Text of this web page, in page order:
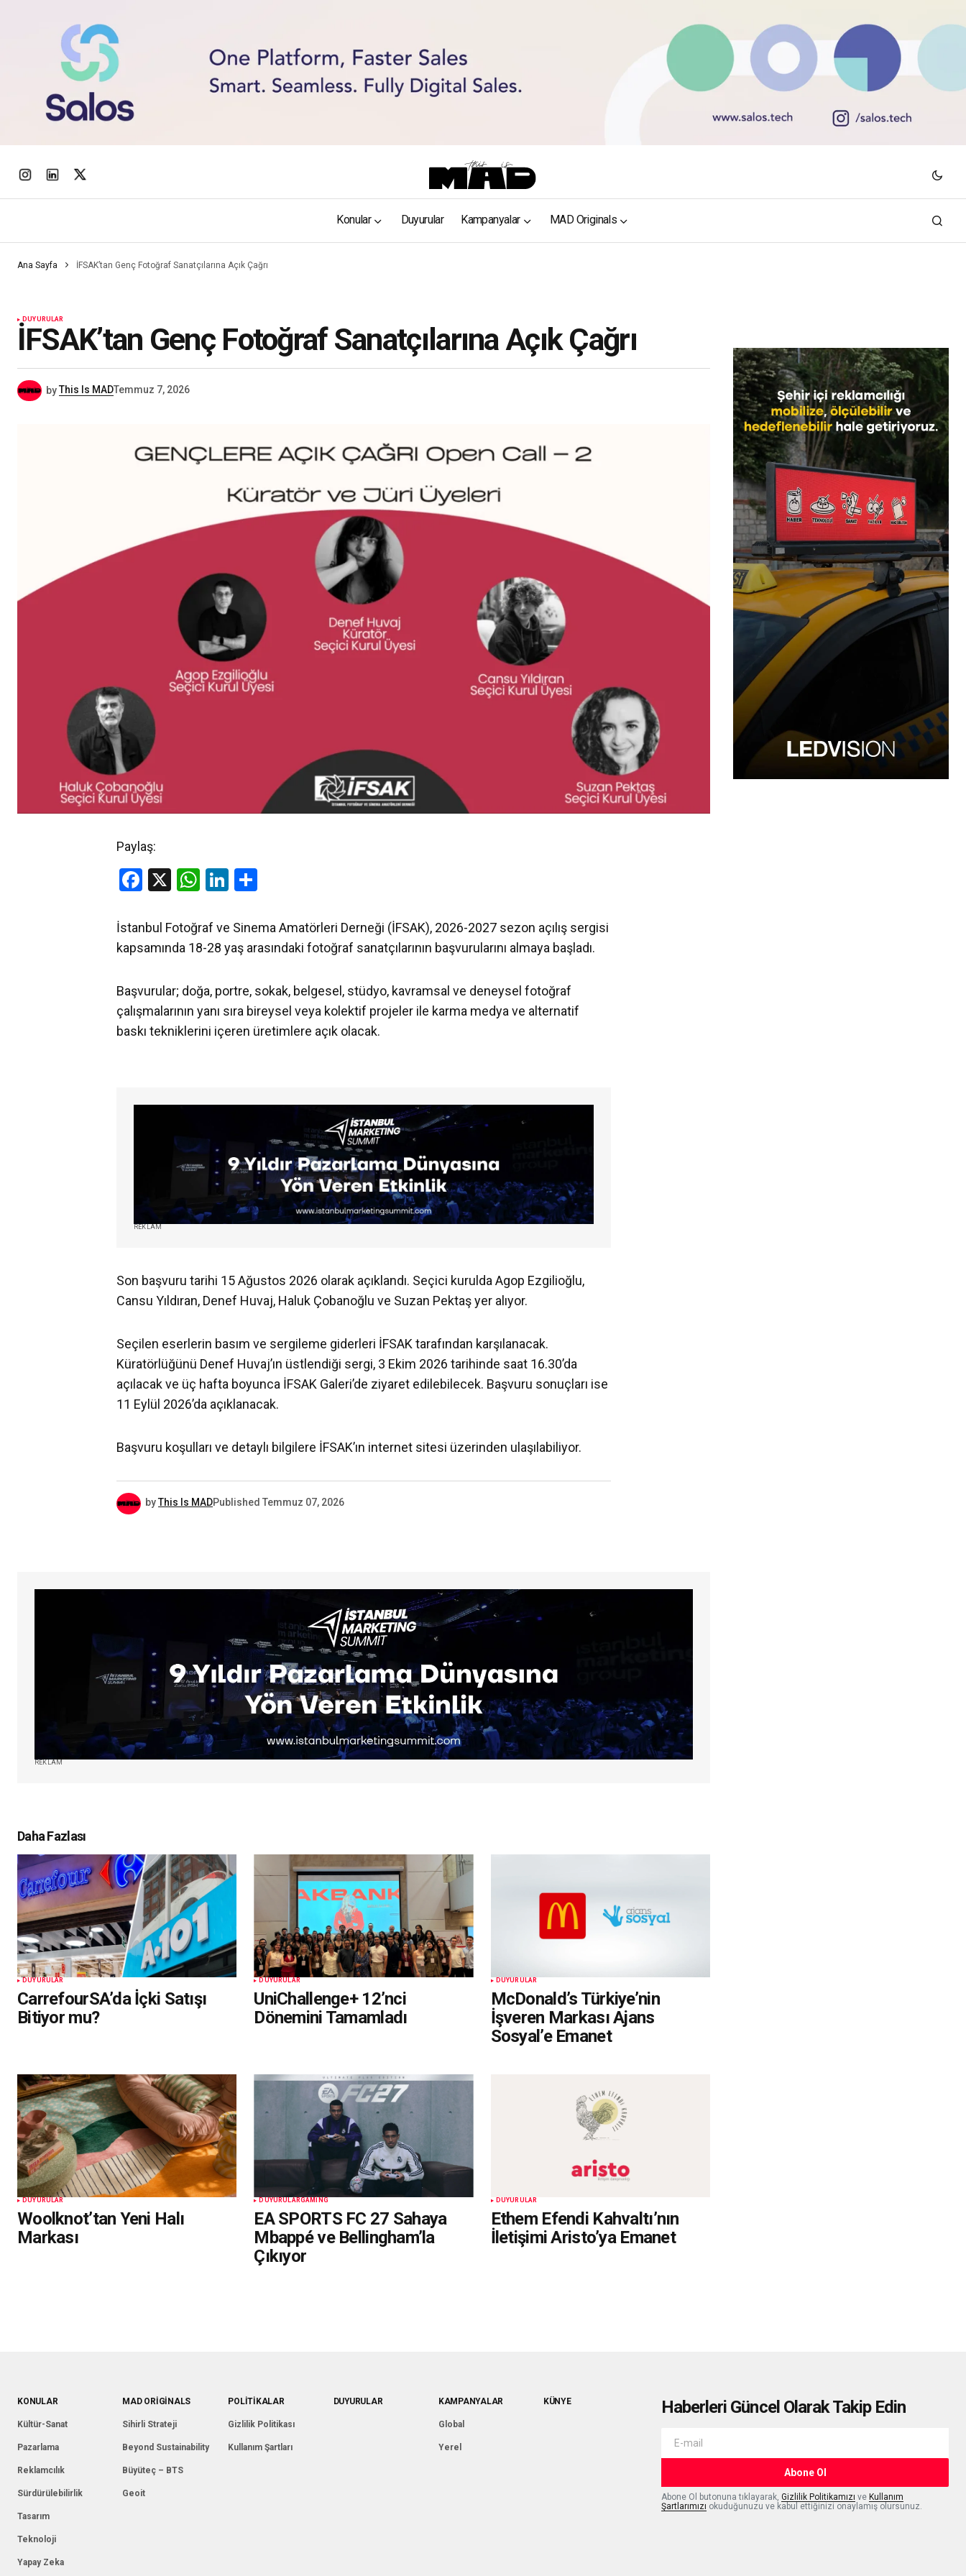
Konular Duyurular Kampanyalar MAD Originals
Ana Sayfa İFSAK’tan Genç Fotoğraf Sanatçılarına Açık Çağrı
DUYURULAR
İFSAK’tan Genç Fotoğraf Sanatçılarına Açık Çağrı
byThis Is MADTemmuz 7, 2026
Paylaş:
Facebook
X WhatsApp
LinkedIn
İstanbul Fotoğraf ve Sinema Amatörleri Derneği (İFSAK), 2026-2027 sezon açılış sergisi
kapsamında 18-28 yaş arasındaki fotoğraf sanatçılarının başvurularını almaya başladı.
Başvurular; doğa, portre, sokak, belgesel, stüdyo, kavramsal ve deneysel fotoğraf
çalışmalarının yanı sıra bireysel veya kolektif projeler ile karma medya ve alternatif
baskı tekniklerini içeren üretimlere açık olacak.
REKLAM
Son başvuru tarihi 15 Ağustos 2026 olarak açıklandı. Seçici kurulda Agop Ezgilioğlu,
Cansu Yıldıran, Denef Huvaj, Haluk Çobanoğlu ve Suzan Pektaş yer alıyor.
Seçilen eserlerin basım ve sergileme giderleri İFSAK tarafından karşılanacak.
Küratörlüğünü Denef Huvaj’ın üstlendiği sergi, 3 Ekim 2026 tarihinde saat 16.30’da
açılacak ve üç hafta boyunca İFSAK Galeri’de ziyaret edilebilecek. Başvuru sonuçları ise
11 Eylül 2026’da açıklanacak.
Başvuru koşulları ve detaylı bilgilere İFSAK’ın internet sitesi üzerinden ulaşılabiliyor.
byThis Is MADPublished Temmuz 07, 2026
REKLAM
Daha Fazlası
DUYURULAR
CarrefourSA’da İçki Satışı
Bitiyor mu?
DUYURULAR
UniChallenge+ 12’nci
Dönemini Tamamladı
DUYURULAR
McDonald’s Türkiye’nin
İşveren Markası Ajans
Sosyal’e Emanet
DUYURULAR
Woolknot’tan Yeni Halı
Markası
DUYURULARGAMING
EA SPORTS FC 27 Sahaya
Mbappé ve Bellingham’la
Çıkıyor
DUYURULAR
Ethem Efendi Kahvaltı’nın
İletişimi Aristo’ya Emanet
KONULAR
Kültür-Sanat
Pazarlama
Reklamcılık
Sürdürülebilirlik
Tasarım
Teknoloji
Yapay Zeka
MAD ORIGINALS
Sihirli Strateji
Beyond Sustainability
Büyüteç – BTS
Geoit
POLITIKALAR
Gizlilik Politikası
Kullanım Şartları
DUYURULAR KAMPANYALAR
Global
Yerel
KÜNYE Haberleri Güncel Olarak Takip Edin
Abone Ol
Abone Ol butonuna tıklayarak, Gizlilik Politikamızı ve Kullanım
Şartlarımızı okuduğunuzu ve kabul ettiğinizi onaylamış olursunuz.